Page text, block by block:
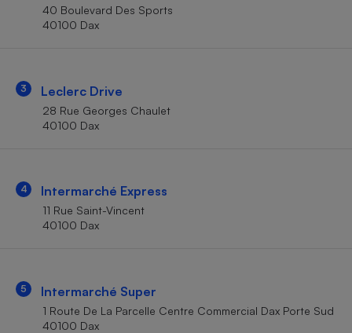
40 Boulevard Des Sports
40100 Dax
3 Leclerc Drive
28 Rue Georges Chaulet
40100 Dax
4 Intermarché Express
11 Rue Saint-Vincent
40100 Dax
5 Intermarché Super
1 Route De La Parcelle Centre Commercial Dax Porte Sud
40100 Dax